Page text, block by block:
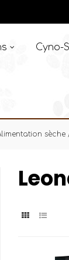
Cyno-
sèche